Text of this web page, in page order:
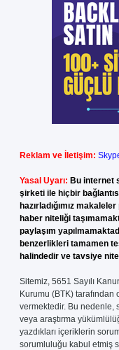
Reklam ve İletişim:
Yasal Uyarı: Bu internet
şirketi ile hiçbir
hazırladığımız
haber niteliği
paylaşım
benzerlikleri tamamen
halindedir ve tavsiye
Sitemiz, 5651 Sayılı
Kurumu (BTK) tarafından
vermektedir. Bu nedenle,
veya araştırma
yazdıkları içeriklerin
sorumluluğu kabul etmiş